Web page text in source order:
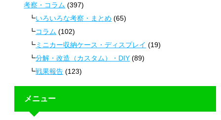
考察・コラム (397)
いろいろな考察・まとめ (65)
コラム (102)
ミニカー収納ケース・ディスプレイ (19)
分解・改造（カスタム）・DIY (89)
戦果報告 (123)
メニュー